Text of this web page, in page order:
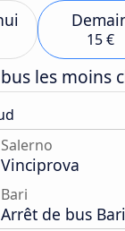
15 €
les moins
Salerno
Vinciprova
Bari
Arrêt de bus